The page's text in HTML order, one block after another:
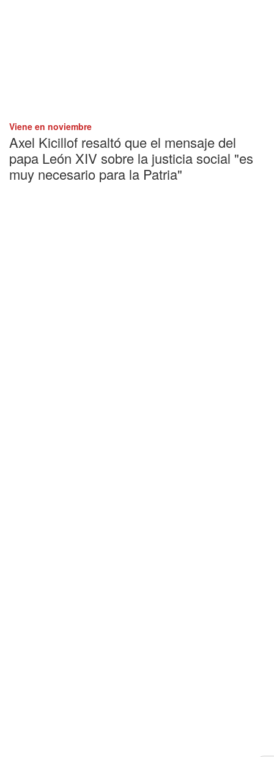
Viene en noviembre
Axel Kicillof resaltó que el mensaje del
papa León XIV sobre la justicia social "es
muy necesario para la Patria"